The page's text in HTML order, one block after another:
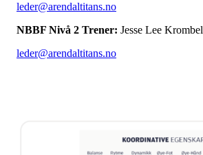
leder@arendaltitans.no
NBBF Nivå 2 Trener: Jesse Lee Krombel
leder@arendaltitans.no